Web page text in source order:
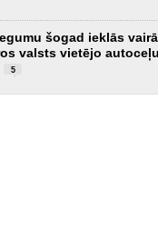
šogad ieklās
valsts vietējo
5